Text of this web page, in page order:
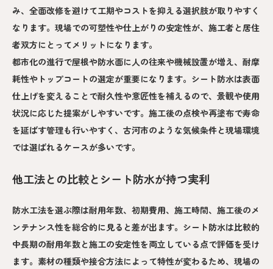
み、全面改修を避けて工期やコストを抑える選択肢が取りやすく
なります。現場での可塑性や仕上がりの安定性が、施工者と居住
者双方にとってメリットになります。
都市化の進行で屋根や防水面に人の往来や機械設置が増え、耐摩
耗性やトップコートの選定が重要になります。シート防水は表面
仕上げを変えることで耐久性や意匠性を補えるので、景観や使用
状況に応じた提案がしやすいです。施工後の点検や再塗布で寿命
を延ばす管理も行いやすく、古河市のような気候条件と現場環境
では選ばれるケースが多いです。
他工法との比較とシート防水が持つ実利
防水工法を選ぶ際は耐用年数、初期費用、施工時間、施工後のメ
ンテナンス性を総合的に見ると差が出ます。シート防水は比較的
中長期の耐用年数と施工の安定性を両立している点で評価を受け
ます。素材の種類や接合方法によって特性が変わるため、現場の